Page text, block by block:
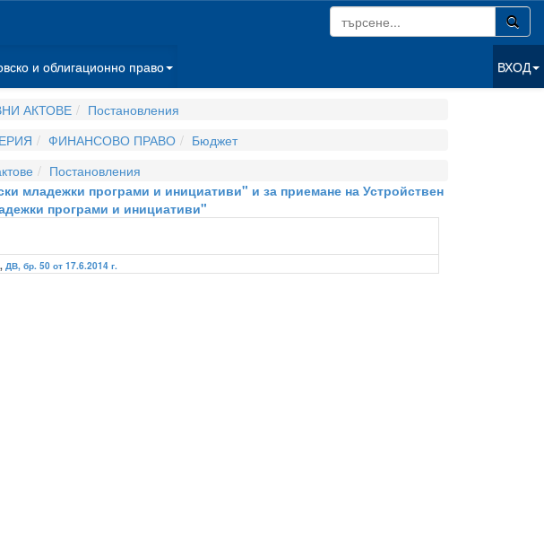
и облигационно право ВХОД
АКТОВЕ
Постановления
ФИНАНСОВО ПРАВО
Бюджет
Постановления
младежки програми и инициативи" и за приемане на Устройствен
програми и инициативи"
, ДВ, бр. 50 от 17.6.2014 г.